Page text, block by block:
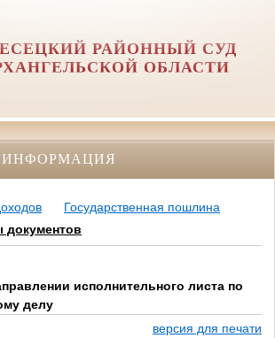
РАЙОННЫЙ СУД
ОБЛАСТИ
ИНФОРМАЦИЯ
Государственная пошлина
документов
исполнительного листа по
делу
версия для печати